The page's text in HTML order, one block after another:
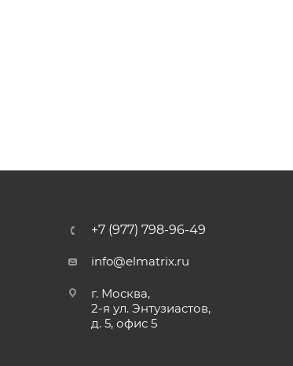
+7 (977) 798-96-49
info@elmatrix.ru
г. Москва,
2-я ул. Энтузиастов,
д. 5, офис 5